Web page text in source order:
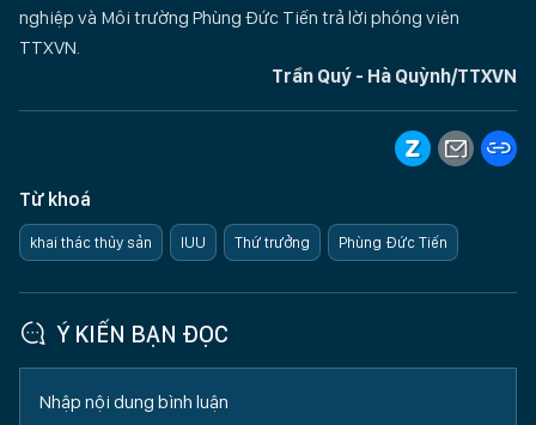
nghiệp và Môi trường Phùng Đức Tiến trả lời phóng viên
TTXVN.
Trần Quý - Hà Quỳnh/TTXVN
Từ khoá
khai thác thủy sản IUU Thứ trưởng Phùng Đức Tiến
Ý KIẾN BẠN ĐỌC